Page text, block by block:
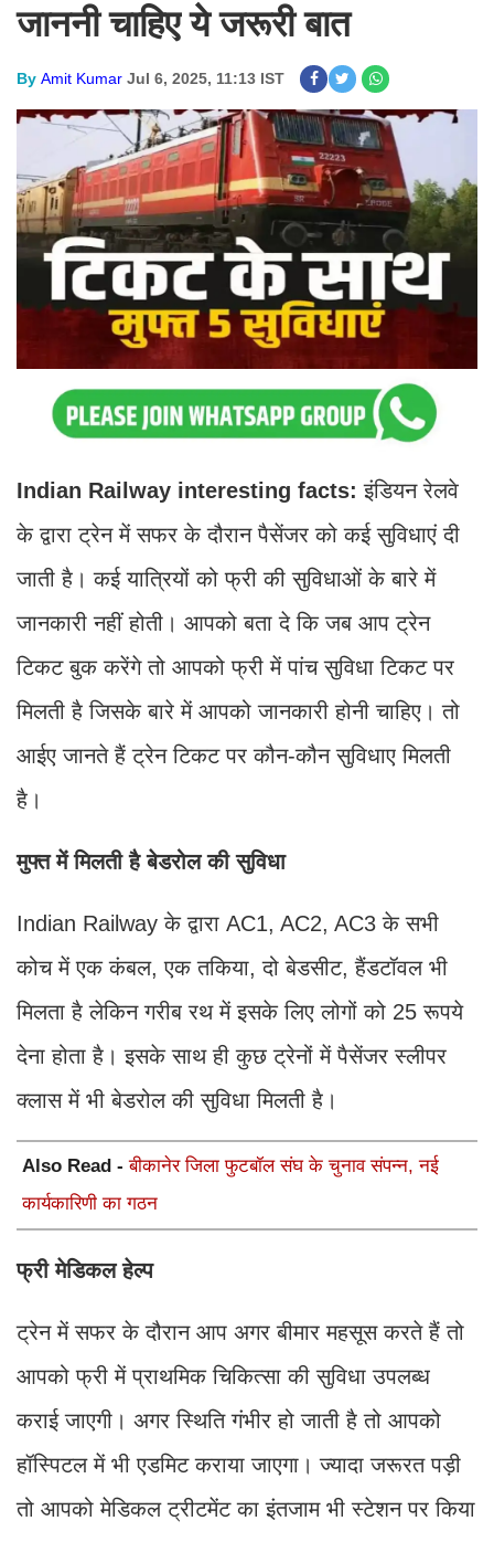
जाननी चाहिए ये जरूरी बात
By Amit Kumar Jul 6, 2025, 11:13 IST
Indian Railway interesting facts: इंडियन रेलवे
के द्वारा ट्रेन में सफर के दौरान पैसेंजर को कई सुविधाएं दी
जाती है। कई यात्रियों को फ्री की सुविधाओं के बारे में
जानकारी नहीं होती। आपको बता दे कि जब आप ट्रेन
टिकट बुक करेंगे तो आपको फ्री में पांच सुविधा टिकट पर
मिलती है जिसके बारे में आपको जानकारी होनी चाहिए। तो
आईए जानते हैं ट्रेन टिकट पर कौन-कौन सुविधाए मिलती
है।
मुफ्त में मिलती है बेडरोल की सुविधा
Indian Railway के द्वारा AC1, AC2, AC3 के सभी
कोच में एक कंबल, एक तकिया, दो बेडसीट, हैंडटॉवल भी
मिलता है लेकिन गरीब रथ में इसके लिए लोगों को 25 रूपये
देना होता है। इसके साथ ही कुछ ट्रेनों में पैसेंजर स्लीपर
क्लास में भी बेडरोल की सुविधा मिलती है।
Also Read -बीकानेर जिला फुटबॉल संघ के चुनाव संपन्न, नई
कार्यकारिणी का गठन
फ्री मेडिकल हेल्प
ट्रेन में सफर के दौरान आप अगर बीमार महसूस करते हैं तो
आपको फ्री में प्राथमिक चिकित्सा की सुविधा उपलब्ध
कराई जाएगी। अगर स्थिति गंभीर हो जाती है तो आपको
हॉस्पिटल में भी एडमिट कराया जाएगा। ज्यादा जरूरत पड़ी
तो आपको मेडिकल ट्रीटमेंट का इंतजाम भी स्टेशन पर किया